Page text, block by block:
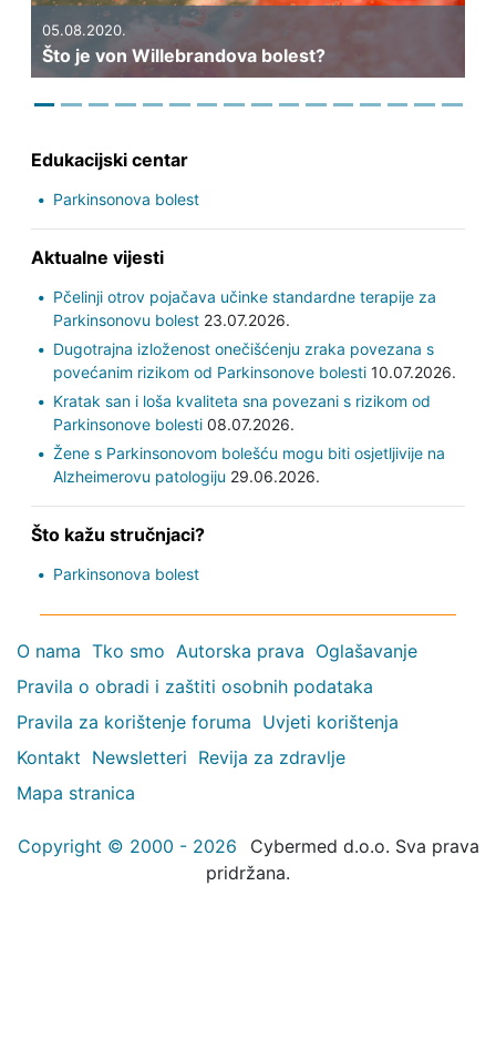
05.08.2020.
Što je von Willebrandova bolest?
Edukacijski centar
Parkinsonova bolest
Aktualne vijesti
Pčelinji otrov pojačava učinke standardne terapije za
Parkinsonovu bolest23.07.2026.
Dugotrajna izloženost onečišćenju zraka povezana s
povećanim rizikom od Parkinsonove bolesti10.07.2026.
Kratak san i loša kvaliteta sna povezani s rizikom od
Parkinsonove bolesti08.07.2026.
Žene s Parkinsonovom bolešću mogu biti osjetljivije na
Alzheimerovu patologiju 29.06.2026.
Što kažu stručnjaci?
Parkinsonova bolest
O nama Tko smo Autorska prava Oglašavanje
Pravila o obradi i zaštiti osobnih podataka
Pravila za korištenje foruma Uvjeti korištenja
Kontakt Newsletteri Revija za zdravlje
Mapa stranica
Copyright © 2000 - 2026
Cybermed d.o.o. Sva prava
pridržana.